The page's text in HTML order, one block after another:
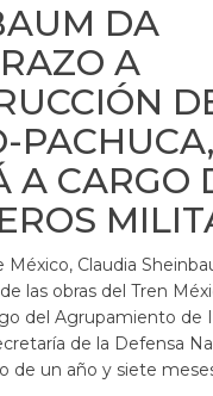
DA
A
A CARGO
México, Claudia
las obras del Tren
del Agrupamiento de
de la Defensa
de un año y siete